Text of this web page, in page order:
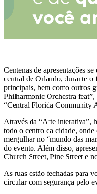
Centenas de apresentações
central de Orlando, durante o
principais, bem como outros
Philharmonic Orchestra
“Central Florida Community
Através da “Arte interativa”,
todo o centro da cidade,
mergulhar no “mundo das
do evento. Além disso,
Church Street, Pine Street e
As ruas estão fechadas para
circular com segurança pelo